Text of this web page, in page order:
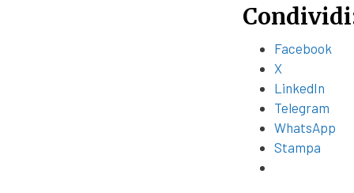
Facebook
X
LinkedIn
Telegram
WhatsApp
Stampa